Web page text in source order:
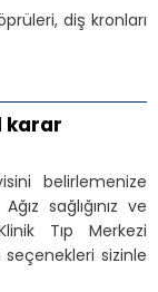
diş kronları
karar
belirlemenize
sağlığınız ve
Tıp Merkezi
sizinle